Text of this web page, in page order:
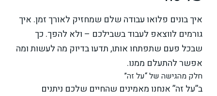
איך בונים פלואו עבודה שלם שמחזיק לאורך זמן. איך
גורמים לווצאפ לעבוד בשבילכם – ולא להפך. כך
שבכל פעם שתפתחו אותו, תדעו בדיוק מה לעשות ומה
אפשר להתעלם ממנו.
חלק מהגישה של “על זה”
ב”על זה” אנחנו מאמינים שהחיים שלכם ניתנים